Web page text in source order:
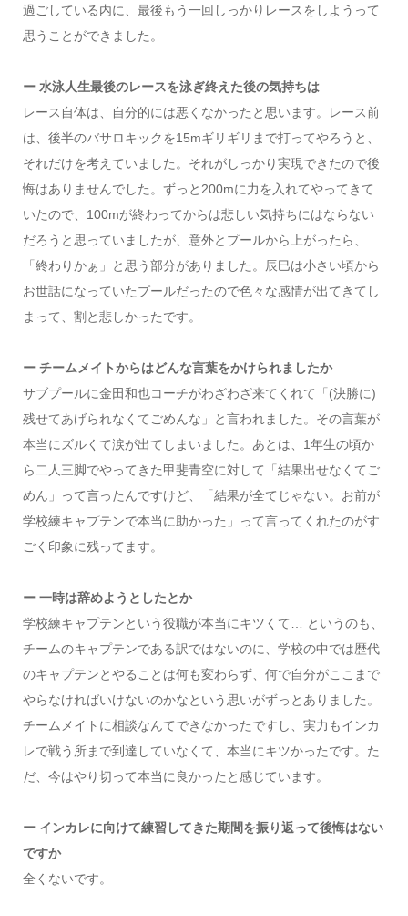
過ごしている内に、最後もう一回しっかりレースをしようって
思うことができました。
ー 水泳人生最後のレースを泳ぎ終えた後の気持ちは
レース自体は、自分的には悪くなかったと思います。レース前
は、後半のバサロキックを15mギリギリまで打ってやろうと、
それだけを考えていました。それがしっかり実現できたので後
悔はありませんでした。ずっと200mに力を入れてやってきて
いたので、100mが終わってからは悲しい気持ちにはならない
だろうと思っていましたが、意外とプールから上がったら、
「終わりかぁ」と思う部分がありました。辰巳は小さい頃から
お世話になっていたプールだったので色々な感情が出てきてし
まって、割と悲しかったです。
ー チームメイトからはどんな言葉をかけられましたか
サブプールに金田和也コーチがわざわざ来てくれて「(決勝に)
残せてあげられなくてごめんな」と言われました。その言葉が
本当にズルくて涙が出てしまいました。あとは、1年生の頃か
ら二人三脚でやってきた甲斐青空に対して「結果出せなくてご
めん」って言ったんですけど、「結果が全てじゃない。お前が
学校練キャプテンで本当に助かった」って言ってくれたのがす
ごく印象に残ってます。
ー 一時は辞めようとしたとか
学校練キャプテンという役職が本当にキツくて… というのも、
チームのキャプテンである訳ではないのに、学校の中では歴代
のキャプテンとやることは何も変わらず、何で自分がここまで
やらなければいけないのかなという思いがずっとありました。
チームメイトに相談なんてできなかったですし、実力もインカ
レで戦う所まで到達していなくて、本当にキツかったです。た
だ、今はやり切って本当に良かったと感じています。
ー インカレに向けて練習してきた期間を振り返って後悔はない
ですか
全くないです。